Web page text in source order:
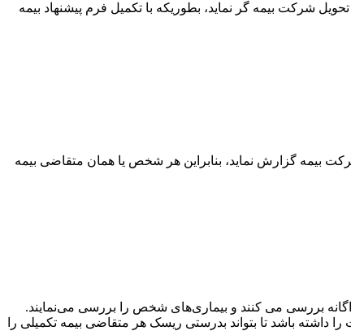
پیشنهاد بیمه تکمیلی، تحویل شرکت بیمه گر نماید، بطوریکه با تکمیل فرم پیشنهاد بیمه
بیمه گزارش نماید، بنابراین هر شخص یا همان متقاضی بیمه
بررسی می کنند و بیماری‌های شخص را بررسی می‌نمایند.
باشد تا بتواند بدرستی ریسک هر متقاضی بیمه تکمیلی را